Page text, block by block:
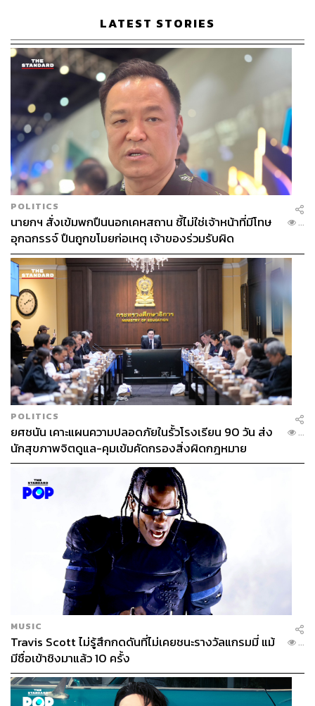
LATEST STORIES
POLITICS
นายกฯ สั่งเข้มพกปืนนอกเคหสถาน ชี้ไม่ใช่เจ้าหน้าที่มีโทษ
อุกฉกรรจ์ ปืนถูกขโมยก่อเหตุ เจ้าของร่วมรับผิด
...
POLITICS
ยศชนัน เคาะแผนความปลอดภัยในรั้วโรงเรียน 90 วัน ส่ง
นักสุขภาพจิตดูแล-คุมเข้มคัดกรองสิ่งผิดกฎหมาย
...
MUSIC
Travis Scott ไม่รู้สึกกดดันที่ไม่เคยชนะรางวัลแกรมมี่ แม้
มีชื่อเข้าชิงมาแล้ว 10 ครั้ง
...